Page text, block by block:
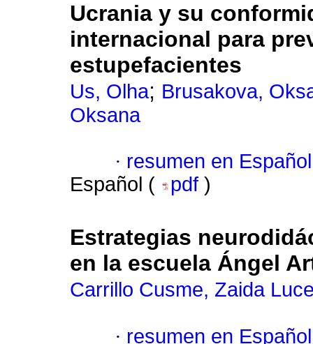
Ucrania y su
internacional para
estupefacientes
Us, Olha; Brusakova,
Oksana
· resumen en Español
Español (
pdf )
Estrategias
en la escuela Ángel
Carrillo Cusme, Zaida
· resumen en Español